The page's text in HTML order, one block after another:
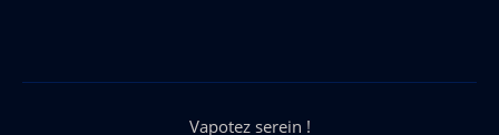
Vapotez serein !